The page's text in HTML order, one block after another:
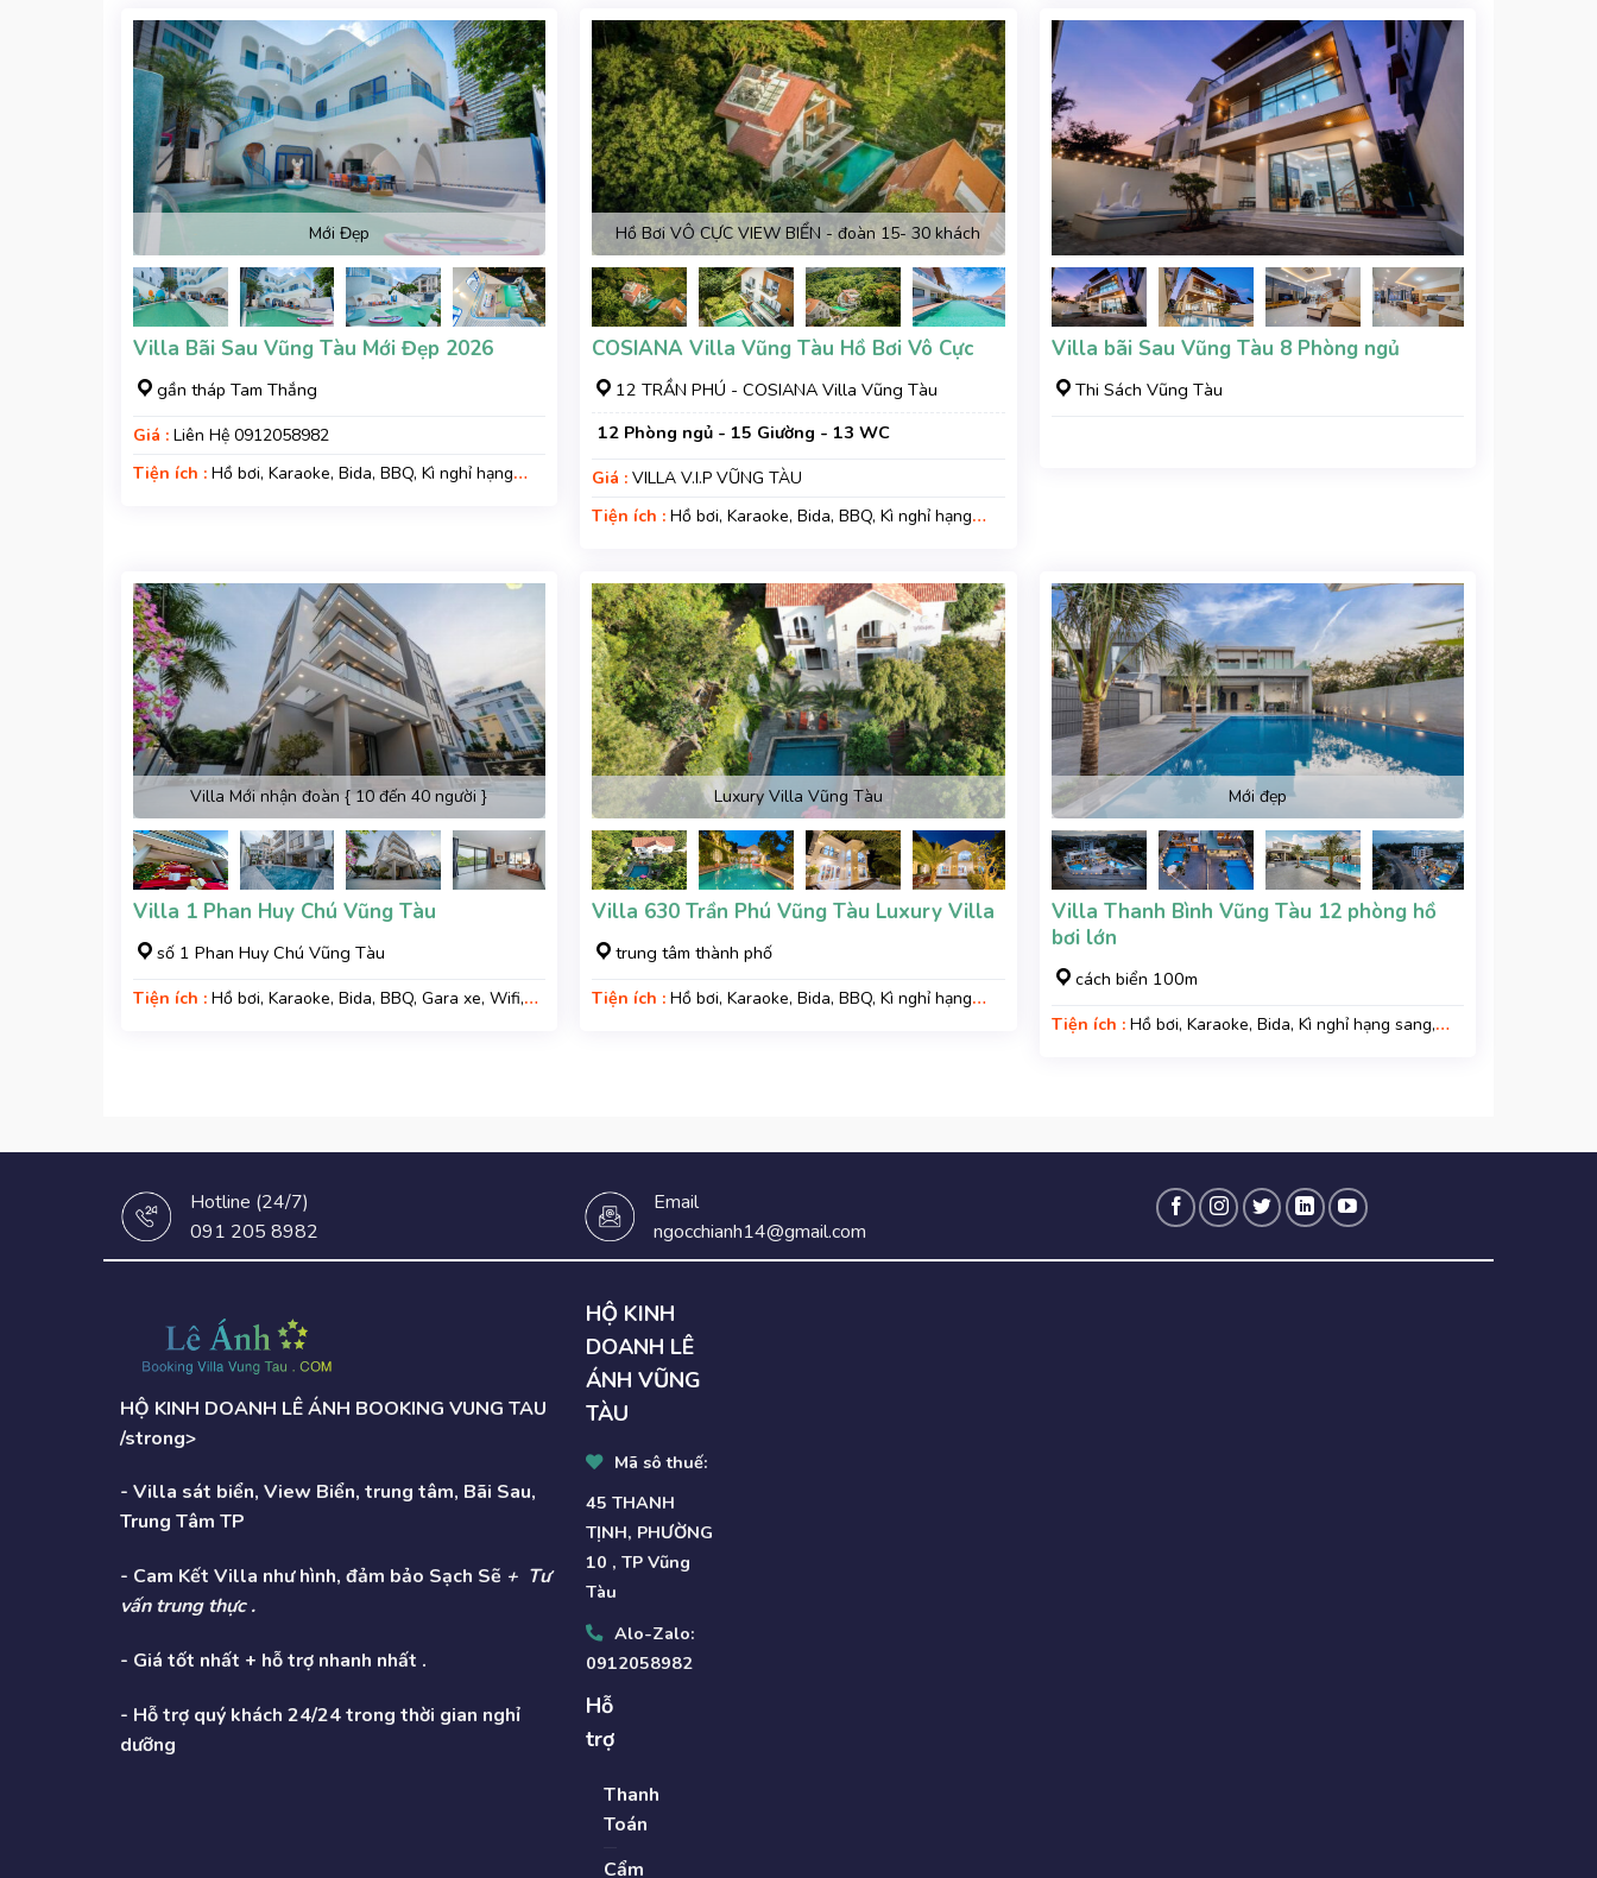
Mới Đẹp
Villa Bãi Sau Vũng Tàu Mới Đẹp 2026
gần tháp Tam Thắng
Giá : Liên Hệ 0912058982
Tiện ích : Hồ bơi, Karaoke, Bida, BBQ, Kì nghỉ hạng
Hồ Bơi VÔ CỰC VIEW BIỂN - đoàn 15- 30 khách
COSIANA Villa Vũng Tàu Hồ Bơi Vô Cực
12 TRẦN PHÚ - COSIANA Villa Vũng Tàu
12 Phòng ngủ - 15 Giường - 13 WC
Giá :VILLA V.I.P VŨNG TÀU
Tiện ích :Hồ bơi, Karaoke, Bida, BBQ, Kì nghỉ hạng
Villa bãi Sau Vũng Tàu 8 Phòng ngủ
Thi Sách Vũng Tàu
Villa Mới nhận đoàn { 10 đến 40 người }
Villa 1 Phan Huy Chú Vũng Tàu
số 1 Phan Huy Chú Vũng Tàu
Tiện ích : Hồ bơi, Karaoke, Bida, BBQ, Gara xe, Wifi,
Luxury Villa Vũng Tàu
Villa 630 Trần Phú Vũng Tàu Luxury Villa
trung tâm thành phố
Tiện ích :Hồ bơi, Karaoke, Bida, BBQ, Kì nghỉ hạng
Mới đẹp
Villa Thanh Bình Vũng Tàu 12 phòng hồ
bơi lớn
cách biển 100m
Tiện ích :Hồ bơi, Karaoke, Bida, Kì nghỉ hạng sang,
Hotline (24/7)
091 205 8982
Email
ngocchianh14@gmail.com
HỘ KINH DOANH LÊ ÁNH BOOKING VUNG TAU
/strong>
- Villa sát biển, View Biển, trung tâm, Bãi Sau,
Trung Tâm TP
- Cam Kết Villa như hình, đảm bảo Sạch Sẽ + Tư
vấn trung thực .
- Giá tốt nhất + hỗ trợ nhanh nhất .
- Hỗ trợ quý khách 24/24 trong thời gian nghỉ
dưỡng
HỘ KINH
DOANH LÊ
ÁNH VŨNG
TÀU
Mã sô thuế:
45 THANH
TỊNH, PHƯỜNG
10 , TP Vũng
Tàu
Alo-Zalo:
0912058982
Hỗ
trợ
Thanh
Toán
Cẩm